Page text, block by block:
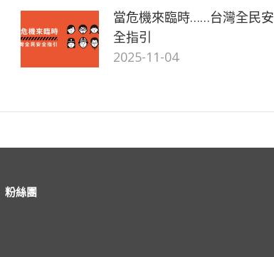
當危機來臨時……台灣全民安
全指引
2025-11-04
粉絲團